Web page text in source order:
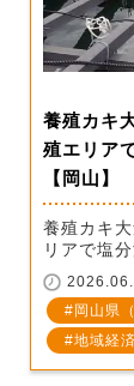
養殖カキ
殖エリア
【岡山】
養殖カキ
リアで塩
岡山県
地域経済